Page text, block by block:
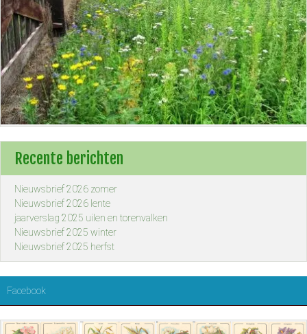
Recente berichten
Nieuwsbrief 2026 zomer
Nieuwsbrief 2026 lente
jaarverslag 2025 uilen en torenvalken
Nieuwsbrief 2025 winter
Nieuwsbrief 2025 herfst
Facebook